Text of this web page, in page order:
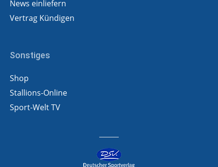
News einliefern
Vertrag Kündigen
Sonstiges
Shop
Stallions-Online
Sport-Welt TV